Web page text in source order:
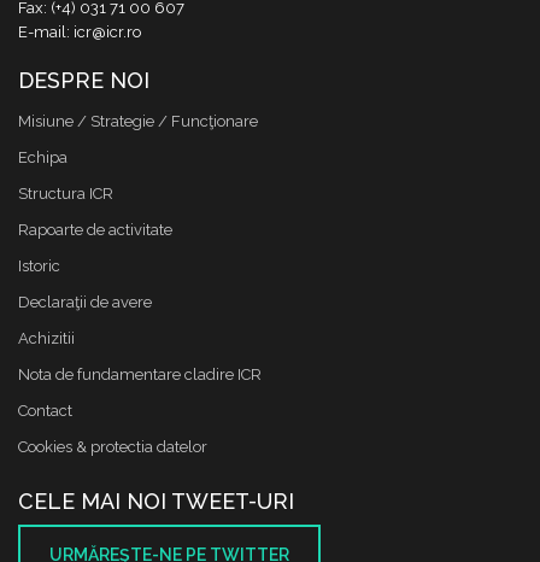
Fax: (+4) 031 71 00 607
E-mail: icr@icr.ro
DESPRE NOI
Misiune / Strategie / Funcţionare
Echipa
Structura ICR
Rapoarte de activitate
Istoric
Declaraţii de avere
Achizitii
Nota de fundamentare cladire ICR
Contact
Cookies & protectia datelor
CELE MAI NOI TWEET-URI
URMĂREŞTE-NE PE TWITTER